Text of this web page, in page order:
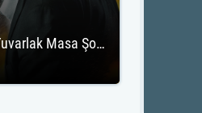
King Arthur ve Yuvarlak Masa Şovalyeleri